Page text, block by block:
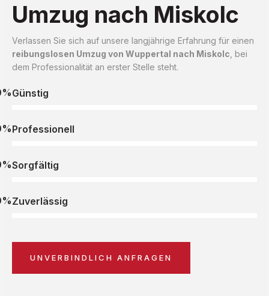
Umzug nach Miskolc
Verlassen Sie sich auf unsere langjährige Erfahrung für einen
reibungslosen Umzug von Wuppertal nach Miskolc , bei
dem Professionalität an erster Stelle steht.
Günstig
Professionell
Sorgfältig
Zuverlässig
UNVERBINDLICH ANFRAGEN